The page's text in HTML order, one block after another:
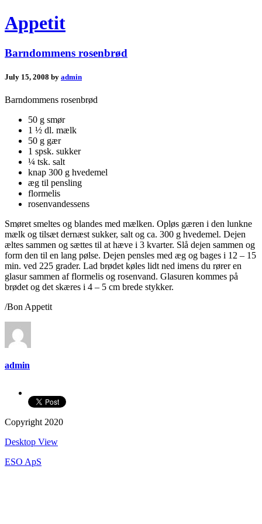
Appetit
Barndommens rosenbrød
July 15, 2008 by admin
Barndommens rosenbrød
50 g smør
1 ½ dl. mælk
50 g gær
1 spsk. sukker
¼ tsk. salt
knap 300 g hvedemel
æg til pensling
flormelis
rosenvandessens
Smøret smeltes og blandes med mælken. Opløs gæren i den lunkne
mælk og tilsæt dernæst sukker, salt og ca. 300 g hvedemel. Dejen
æltes sammen og sættes til at hæve i 3 kvarter. Slå dejen sammen og
form den til en lang pølse. Dejen pensles med æg og bages i 12 – 15
min. ved 225 grader. Lad brødet køles lidt ned imens du rører en
glasur sammen af flormelis og rosenvand. Glasuren kommes på
brødet og det skæres i 4 – 5 cm brede stykker.
/Bon Appetit
admin
Copyright 2020
Desktop View
ESO ApS